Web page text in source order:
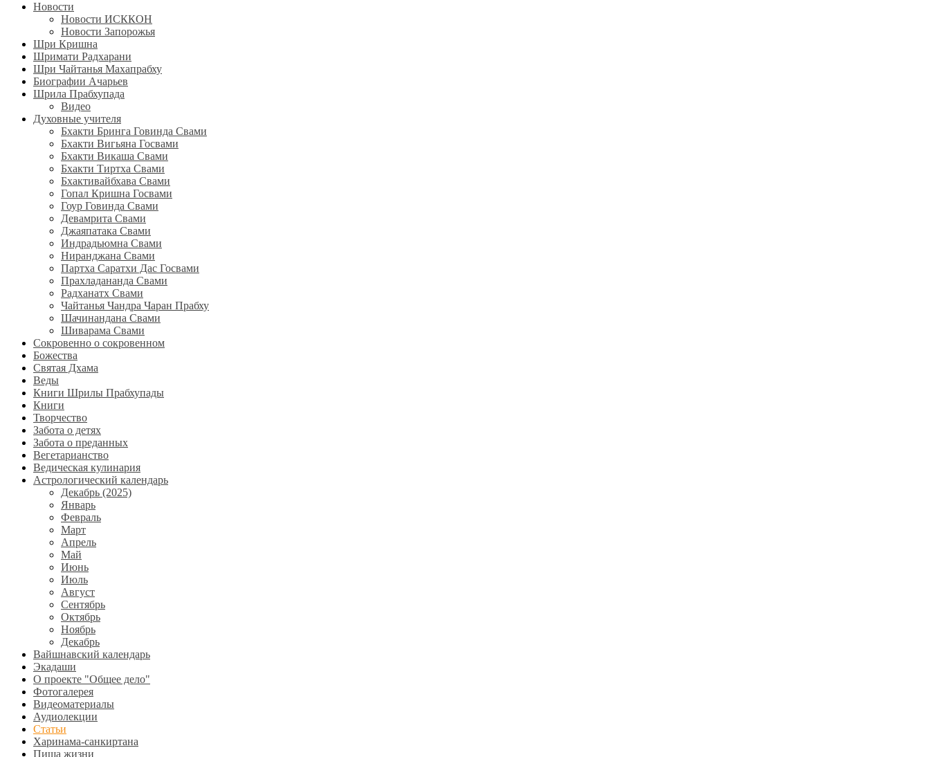
Новости
Новости ИСККОН
Новости Запорожья
Шри Кришна
Шримати Радхарани
Шри Чайтанья Махапрабху
Биографии Ачарьев
Шрила Прабхупада
Видео
Духовные учителя
Бхакти Бринга Говинда Свами
Бхакти Вигьяна Госвами
Бхакти Викаша Свами
Бхакти Тиртха Свами
Бхактивайбхава Свами
Гопал Кришна Госвами
Гоур Говинда Свами
Девамрита Свами
Джаяпатака Свами
Индрадьюмна Свами
Ниранджана Свами
Партха Саратхи Дас Госвами
Прахладананда Свами
Радханатх Свами
Чайтанья Чандра Чаран Прабху
Шачинандана Свами
Шиварама Свами
Сокровенно о сокровенном
Божества
Святая Дхама
Веды
Книги Шрилы Прабхупады
Книги
Творчество
Забота о детях
Забота о преданных
Вегетарианство
Ведическая кулинария
Астрологический календарь
Декабрь (2025)
Январь
Февраль
Март
Апрель
Май
Июнь
Июль
Август
Сентябрь
Октябрь
Ноябрь
Декабрь
Вайшнавский календарь
Экадаши
О проекте "Общее дело"
Фотогалерея
Видеоматериалы
Аудиолекции
Статьи
Харинама-санкиртана
Пища жизни